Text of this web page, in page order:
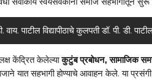
वाय. पाटील विद्यापीठाचे कुलपती डॉ. पी. डी.
केंद्रित केलेल्या कुटुंब प्रबोधन,सामाजिक
यात सहभागी होण्याचे आवाहन केले.या प्रसंगी